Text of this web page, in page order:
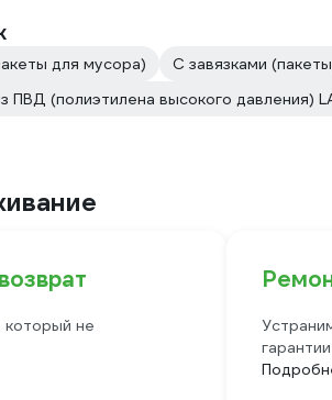
для мусора) С завязками
ПВД (полиэтилена высокого давления)
не